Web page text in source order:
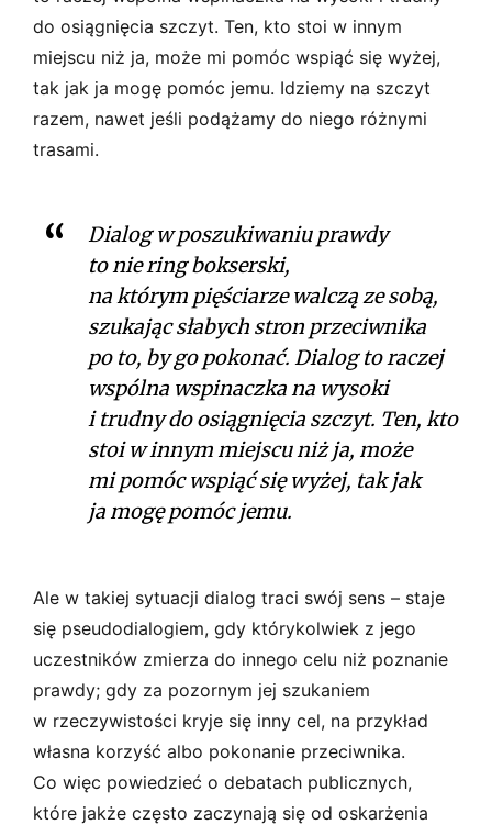
do osiągnięcia szczyt. Ten, kto stoi w innym
miejscu niż ja, może mi pomóc wspiąć się wyżej,
tak jak ja mogę pomóc jemu. Idziemy na szczyt
razem, nawet jeśli podążamy do niego różnymi
trasami.
Dialog w poszukiwaniu prawdy
to nie ring bokserski,
na którym pięściarze walczą ze sobą,
szukając słabych stron przeciwnika
po to, by go pokonać. Dialog to raczej
wspólna wspinaczka na wysoki
i trudny do osiągnięcia szczyt. Ten, kto
stoi w innym miejscu niż ja, może
mi pomóc wspiąć się wyżej, tak jak
ja mogę pomóc jemu.
Ale w takiej sytuacji dialog traci swój sens – staje
się pseudodialogiem, gdy którykolwiek z jego
uczestników zmierza do innego celu niż poznanie
prawdy; gdy za pozornym jej szukaniem
w rzeczywistości kryje się inny cel, na przykład
własna korzyść albo pokonanie przeciwnika.
Co więc powiedzieć o debatach publicznych,
które jakże często zaczynają się od oskarżenia